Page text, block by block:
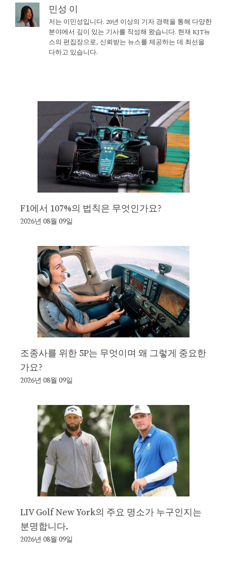
민성 이
저는 이민성입니다. 20년 이상의 기자 경력을 통해 다양한
분야에서 깊이 있는 기사를 작성해 왔습니다. 현재 KJT뉴
스의 편집장으로, 신뢰받는 뉴스를 제공하는 데 최선을
다하고 있습니다.
F1에서 107%의 법칙은 무엇인가요?
2026년 08월 09일
조종사를 위한 5P는 무엇이며 왜 그렇게 중요한
가요?
2026년 08월 09일
LIV Golf New York의 주요 명소가 누구인지는
분명합니다.
2026년 08월 09일